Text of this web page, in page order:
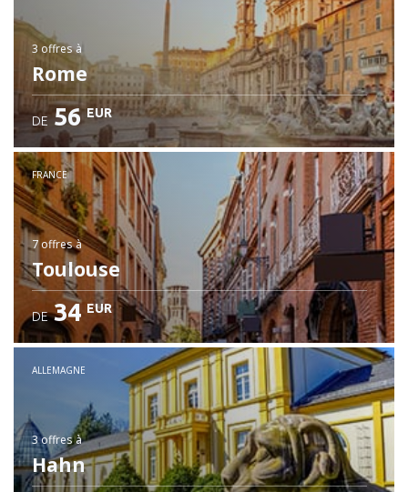
3 offresà
Rome
DE 56 EUR
FRANCE
7 offresà
Toulouse
DE 34 EUR
ALLEMAGNE
3 offresà
Hahn